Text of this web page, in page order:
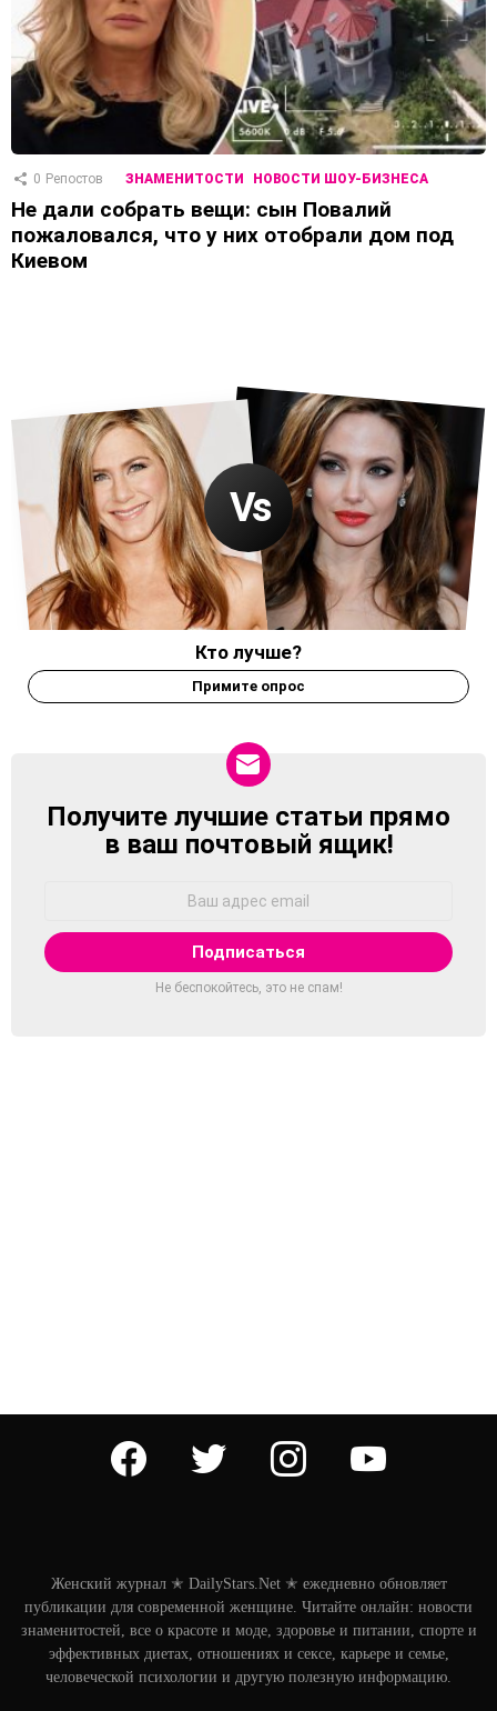
0 Репостов ЗНАМЕНИТОСТИ НОВОСТИ ШОУ-БИЗНЕСА
Не дали собрать вещи: сын Повалий
пожаловался, что у них отобрали дом под
Киевом
Кто лучше?
Примите опрос
NEWSLETTER
Получите лучшие статьи прямо
в ваш почтовый ящик!
Не беспокойтесь, это не спам!
facebook twitter instagram youtube
Женский журнал ✭ DailyStars.Net ✭ ежедневно обновляет
публикации для современной женщине. Читайте онлайн: новости
знаменитостей, все о красоте и моде, здоровье и питании, спорте и
эффективных диетах, отношениях и сексе, карьере и семье,
человеческой психологии и другую полезную информацию.